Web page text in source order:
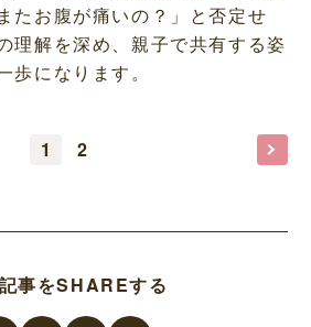
たお腹が痛いの？」と否定せ
理解を深め、親子で共有する姿
歩になります。
1 2
事をSHAREする